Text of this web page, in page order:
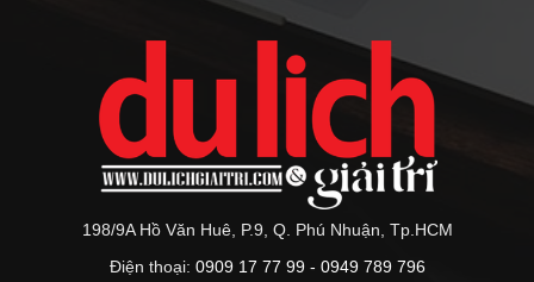
198/9A Hồ Văn Huê, P.9, Q. Phú Nhuận, Tp.HCM
Điện thoại: 0909 17 77 99 - 0949 789 796